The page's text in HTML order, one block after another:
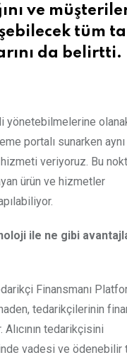
ve
tüm
da belirtti.
yönetebilmelerine
portalı sunarken
veriyoruz. Bu
ürün ve hizmetler
ile ne gibi
Finansmanı
tedarikçilerinin
tedarikçisini
vadesi ve ödenebilir